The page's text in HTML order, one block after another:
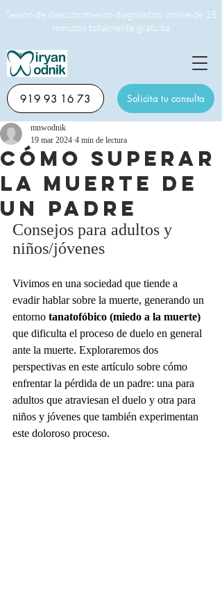
Solicita tu consulta
919 93 16 73
Sesión de descubrimiento diagnóstico online de 15
minutos totalmente gratuita
Cómo superar
la muerte de
un padre
mnwodnik
19 mar 2024 4 min de lectura
Consejos para adultos y
niños/jóvenes
Vivimos en una sociedad que tiende a
evadir hablar sobre la muerte, generando un
entorno tanatofóbico (miedo a la muerte)
que dificulta el proceso de duelo en general
ante la muerte. Exploraremos dos
perspectivas en este artículo sobre cómo
enfrentar la pérdida de un padre: una para
adultos que atraviesan el duelo y otra para
niños y jóvenes que también experimentan
este doloroso proceso.